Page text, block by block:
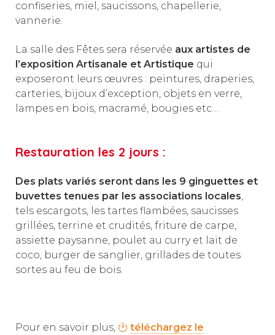
confiseries, miel, saucissons, chapellerie,
vannerie.
La salle des Fêtes sera réservée aux artistes de
l’exposition Artisanale et Artistique qui
exposeront leurs œuvres : peintures, draperies,
carteries, bijoux d’exception, objets en verre,
lampes en bois, macramé, bougies etc…
Restauration les 2 jours :
Des plats variés seront dans les 9 ginguettes et
buvettes tenues par les associations locales,
tels escargots, les tartes flambées, saucisses
grillées, terrine et crudités, friture de carpe,
assiette paysanne, poulet au curry et lait de
coco, burger de sanglier, grillades de toutes
sortes au feu de bois.
Pour en savoir plus,
téléchargez le